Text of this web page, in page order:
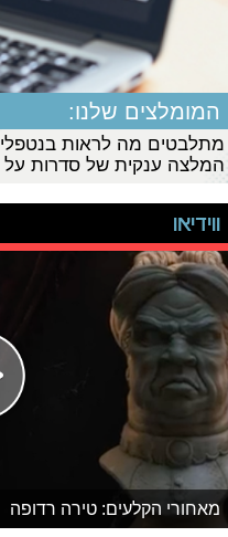
המומלצים שלנו:
מתלבטים מה לראות
המלצה ענקית של סדרות על
ווידיאו
מאחורי הקלעים: טירה רדופה